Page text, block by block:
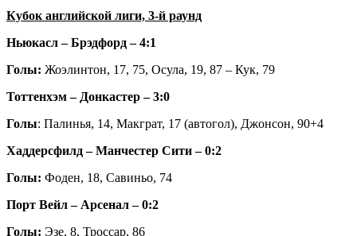
Кубок английской лиги, 3-й раунд
Ньюкасл – Брэдфорд – 4:1
Голы: Жоэлинтон, 17, 75, Осула, 19, 87 – Кук, 79
Тоттенхэм – Донкастер – 3:0
Голы: Палинья, 14, Макграт, 17 (автогол), Джонсон, 90+4
Хаддерсфилд – Манчестер Сити – 0:2
Голы: Фоден, 18, Савиньо, 74
Порт Вейл – Арсенал – 0:2
Голы: Эзе, 8, Троссар, 86